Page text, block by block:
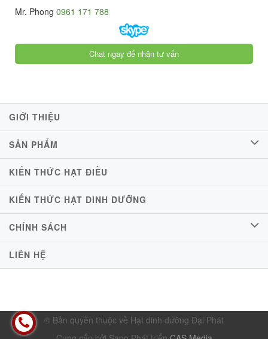
Mr. Phong 0961 171 788
Chat ngay để nhận tư vấn
GIỚI THIỆU
SẢN PHẨM
KIẾN THỨC HẠT ĐIỀU
KIẾN THỨC HẠT DINH DƯỠNG
CHÍNH SÁCH
LIÊN HỆ
© Bản quyền thuộc về Hạt dinh dưỡng Đại Phát